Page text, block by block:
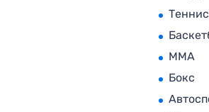
Теннис
MMA
Бокс